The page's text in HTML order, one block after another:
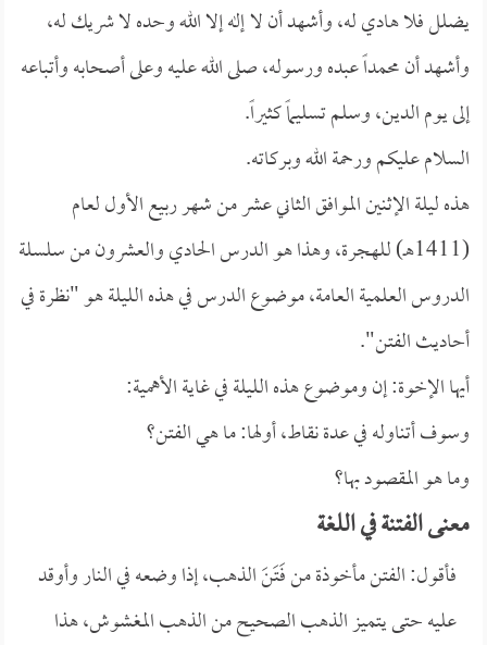
يضلل فلا هادي له، وأشهد أن لا إله إلا الله وحده لا شريك له،
وأشهد أن محمداً عبده ورسوله، صلى الله عليه وعلى أصحابه وأتباعه
إلى يوم الدين، وسلم تسليماً كثيراً.
السلام عليكم ورحمة الله وبركاته.
هذه ليلة الإثنين الموافق الثاني عشر من شهر ربيع الأول لعام
(1411هـ) للهجرة، وهذا هو الدرس الحادي والعشرون من سلسلة
الدروس العلمية العامة، موضوع الدرس في هذه الليلة هو "نظرة في
أحاديث الفتن".
أيها الإخوة: إن وموضوع هذه الليلة في غاية الأهمية:
وسوف أتناوله في عدة نقاط، أولها: ما هي الفتن؟
وما هو المقصود بها؟
معنى الفتنة في اللغة
فأقول: الفتن مأخوذة من فَتَنَ الذهب، إذا وضعه في النار وأوقد
عليه حتى يتميز الذهب الصحيح من الذهب المغشوش، هذا